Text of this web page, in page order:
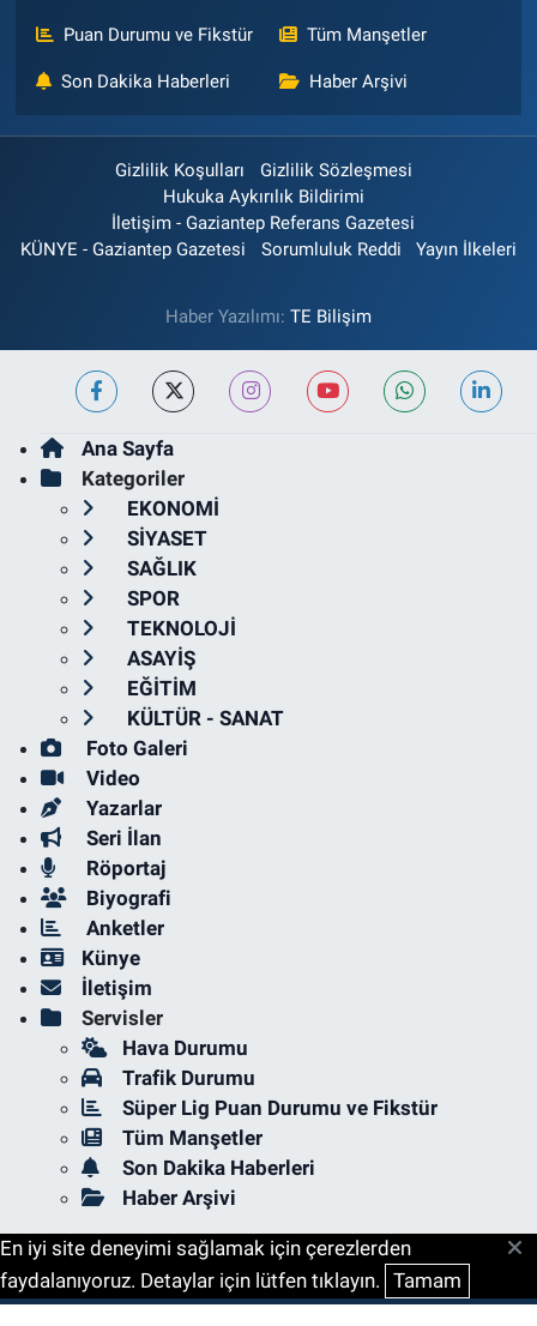
Puan Durumu ve Fikstür Tüm Manşetler
Son Dakika Haberleri Haber Arşivi
Gizlilik Koşulları
Gizlilik Sözleşmesi
Hukuka Aykırılık Bildirimi
İletişim - Gaziantep Referans Gazetesi
KÜNYE - Gaziantep Gazetesi
Sorumluluk Reddi Yayın İlkeleri
Haber Yazılımı: TE Bilişim
Ana Sayfa
Kategoriler
EKONOMİ
SİYASET
SAĞLIK
SPOR
TEKNOLOJİ
ASAYİŞ
EĞİTİM
KÜLTÜR - SANAT
Foto Galeri
Video
Yazarlar
Seri İlan
Röportaj
Biyografi
Anketler
Künye
İletişim
Servisler
Hava Durumu
Trafik Durumu
Süper Lig Puan Durumu ve Fikstür
Tüm Manşetler
Son Dakika Haberleri
Haber Arşivi
En iyi site deneyimi sağlamak için çerezlerden
faydalanıyoruz. Detaylar için lütfen tıklayın. Tamam